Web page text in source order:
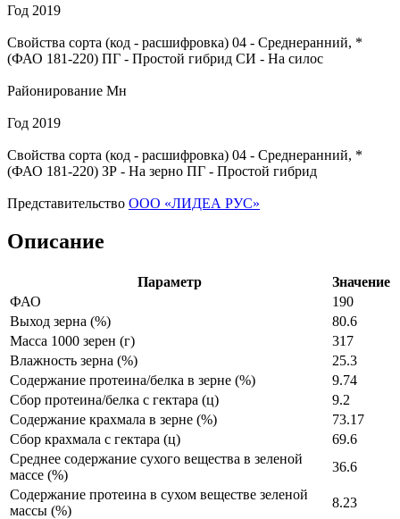
Год 2019
Свойства сорта (код - расшифровка) 04 - Среднеранний, *
(ФАО 181-220) ПГ - Простой гибрид СИ - На силос
Районирование Мн
Год 2019
Свойства сорта (код - расшифровка) 04 - Среднеранний, *
(ФАО 181-220) ЗР - На зерно ПГ - Простой гибрид
Представительство ООО «ЛИДЕА РУС»
Описание
Параметр
Значение
ФАО
190
Выход зерна (%)
80.6
Масса 1000 зерен (г)
317
Влажность зерна (%)
25.3
Содержание протеина/белка в зерне (%)
9.74
Сбор протеина/белка с гектара (ц)
9.2
Содержание крахмала в зерне (%)
73.17
Сбор крахмала с гектара (ц)
69.6
Среднее содержание сухого вещества в зеленой
массе (%)
36.6
Содержание протеина в сухом веществе зеленой
массы (%)
8.23